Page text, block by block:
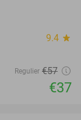
9.4 star
Regulier €57
€37